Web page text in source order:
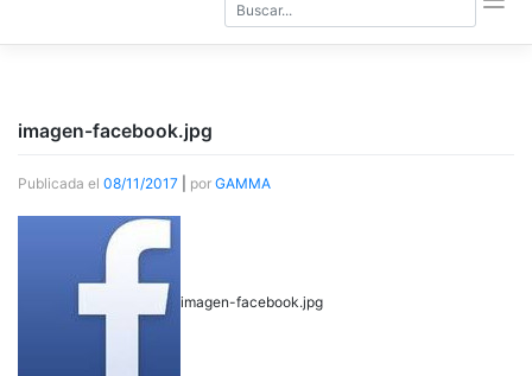
imagen-facebook.jpg
Publicada el 08/11/2017 por GAMMA
imagen-facebook.jpg